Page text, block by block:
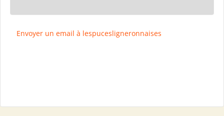
Envoyer un email à lespucesligneronnaises